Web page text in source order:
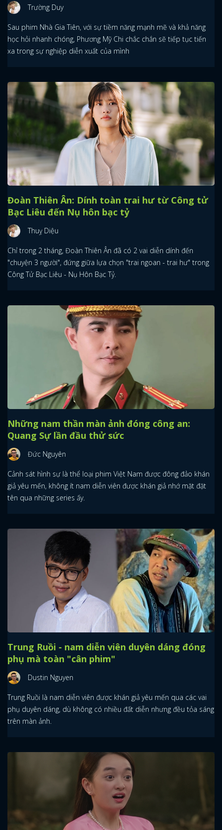
Trường Duy
Sau phim Nhà Gia Tiên, với sự tiềm năng mạnh mẽ và khả năng
học hỏi nhanh chóng, Phương Mỹ Chi chắc chắn sẽ tiếp tục tiến
xa trong sự nghiệp diễn xuất của mình
Đoàn Thiên Ân: Dính toàn trai hư từ Công tử
Bạc Liêu đến Nụ hôn bạc tỷ
Thuỵ Diệu
Chỉ trong 2 tháng, Đoàn Thiên Ân đã có 2 vai diễn dính đến
"chuyện 3 người", đứng giữa lựa chọn "trai ngoan - trai hư" trong
Công Tử Bạc Liêu - Nụ Hôn Bạc Tỷ.
Những nam thần màn ảnh đóng công an:
Quang Sự lần đầu thử sức
Đức Nguyên
Cảnh sát hình sự là thể loại phim Việt Nam được đông đảo khán
giả yêu mến, không ít nam diễn viên được khán giả nhớ mặt đặt
tên qua những series ấy.
Trung Ruồi - nam diễn viên duyên dáng đóng
phụ mà toàn "cân phim"
Dustin Nguyen
Trung Ruồi là nam diễn viên được khán giả yêu mến qua các vai
phụ duyên dáng, dù không có nhiều đất diễn nhưng đều tỏa sáng
trên màn ảnh.